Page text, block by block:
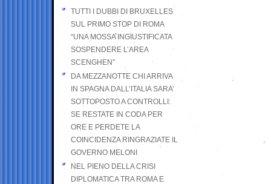
TUTTI I DUBBI DI BRUXELLES
SUL PRIMO STOP DI ROMA
“UNA MOSSA INGIUSTIFICATA
SOSPENDERE L’AREA
SCENGHEN”
DA MEZZANOTTE CHI ARRIVA
IN SPAGNA DALL’ITALIA SARA’
SOTTOPOSTO A CONTROLLI:
SE RESTATE IN CODA PER
ORE E PERDETE LA
COINCIDENZA RINGRAZIATE IL
GOVERNO MELONI
NEL PIENO DELLA CRISI
DIPLOMATICA TRA ROMA E